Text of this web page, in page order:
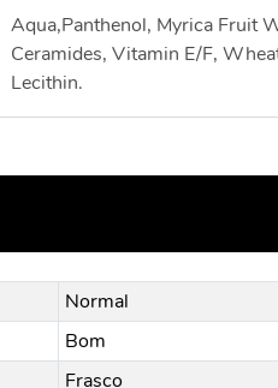
Aqua,Panthenol, Myrica Fruit
Ceramides, Vitamin E/F,
Lecithin.
Normal
Bom
Frasco